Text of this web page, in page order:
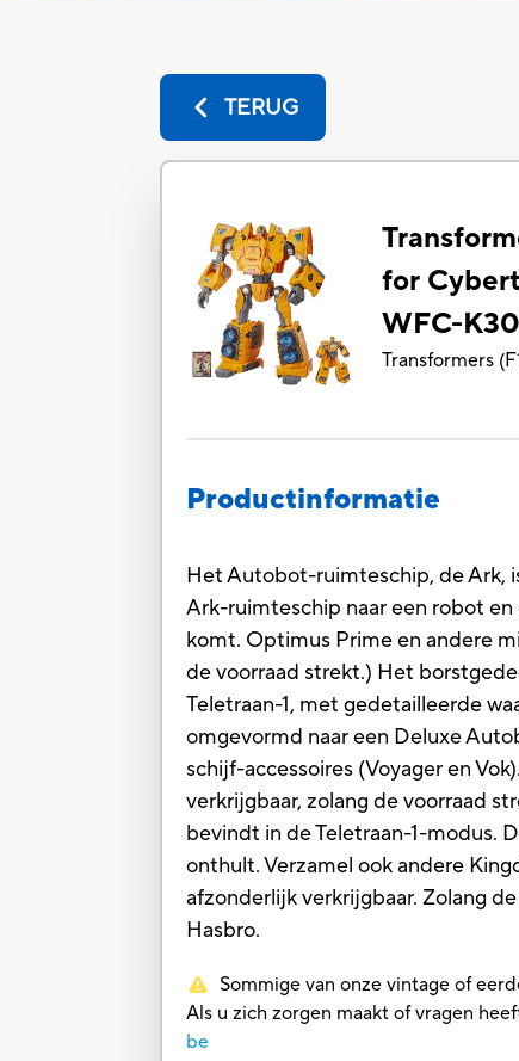
TERUG
for
WFC-
Transformers (
Productinformatie
Het Autobot-ruimteschip, de Ark,
Ark-ruimteschip naar een robot
komt. Optimus Prime en andere
de voorraad strekt.) Het
Teletraan-1, met gedetailleerde
omgevormd naar een Deluxe
schijf-accessoires (Voyager en
verkrijgbaar, zolang de voorraad
bevindt in de Teletraan-1-modus.
onthult. Verzamel ook andere
afzonderlijk verkrijgbaar. Zolang
Hasbro.
Sommige van onze vintage of
Als u zich zorgen maakt of vragen
be